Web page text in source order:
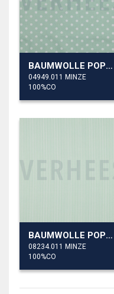
BAUMWOLLE POPELINE PUNKTE
04949.011 MINZE
100%CO
BAUMWOLLE POPELINE STREIFEN
08234.011 MINZE
100%CO